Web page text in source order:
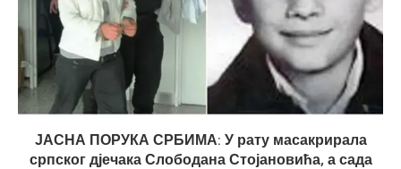
ЈАСНА ПОРУКА СРБИМА: У рату масакрирала
српског дјечака Слободана Стојановића, а сада